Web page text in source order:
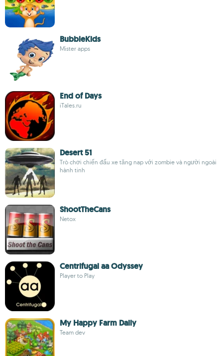
BubbleKids
Mister apps
End of Days
iTales.ru
Desert 51
Trò chơi chiến đấu xe tăng nap với zombie và người ngoài
hành tinh
ShootTheCans
Netox
Centrifugal aa Odyssey
Player to Play
My Happy Farm Daily
Team dev